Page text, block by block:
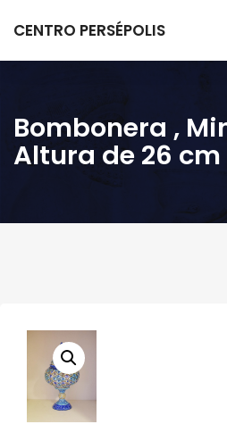
CENTRO PERSÉPOLIS
Bombonera ,
Altura de 26 cm